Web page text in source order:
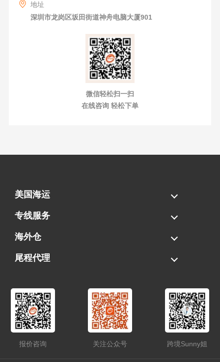
地址
深圳市龙岗区坂田街道神舟电脑大厦901
微信轻松扫一扫
在线咨询 轻松下单
美国海运
海运拼柜
海运整柜
美国海卡
加拿大海运
专线服务
FBA专线直送
超大件专线
AWD专线
电池专线
海外仓
一件代发
FBA中转
贴标换标
拆柜/存储
尾程代理
报价咨询 关注公众号 跨境Sunny姐